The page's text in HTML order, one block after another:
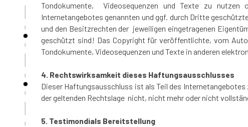
Tondokumente, Videosequenzen und Texte zu nutzen
Internetangebotes genannten und ggf. durch Dritte
und den Besitzrechten der jeweiligen eingetragenen
geschützt sind! Das Copyright für veröffentlichte, vom
Tondokumente, Videosequenzen und Texte in anderen
4. Rechtswirksamkeit dieses Haftungsausschlusses
Dieser Haftungsausschluss ist als Teil des
der geltenden Rechtslage nicht, nicht mehr oder nicht
5. Testimondials Bereitstellung